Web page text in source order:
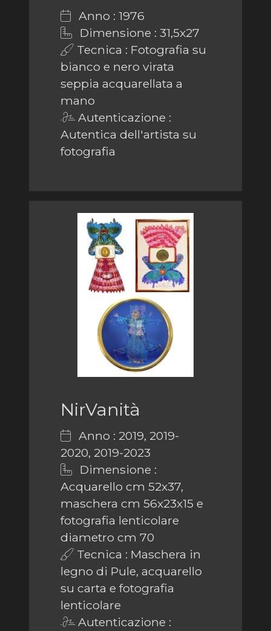
Anno : 1976
Dimensione : 31,5x27
Tecnica : Fotografia su
bianco e nero virata
seppia acquarellata a
mano
Autenticazione :
Autentica dell'artista su
fotografia
NirVanità
Anno : 2019, 2019-
2020, 2019-2023
Dimensione :
Acquarello cm 52x37,
maschera cm 56x23x15 e
fotografia lenticolare
diametro cm 70
Tecnica : Maschera in
legno di Pule, acquarello
su carta e fotografia
lenticolare
Autenticazione :